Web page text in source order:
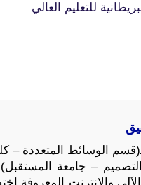
للتعليم العالي
الوسائط المتعددة –
– جامعة